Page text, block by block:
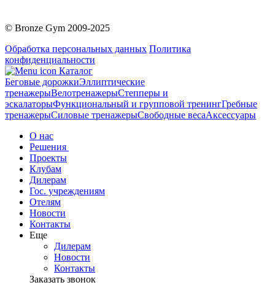
© Bronze Gym 2009-2025
Обработка персональных данных Политика
конфиденциальности
Каталог
Беговые дорожкиЭллиптические
тренажерыВелотренажерыСтепперы и
эскалаторыФункциональный и групповой тренингГребные
тренажерыСиловые тренажерыСвободные весаАксессуары
О нас
Решения
Проекты
Клубам
Дилерам
Гос. учреждениям
Отелям
Новости
Контакты
Еще
Дилерам
Новости
Контакты
Заказать звонок